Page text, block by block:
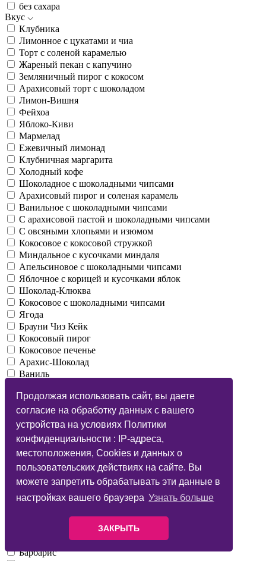
Продолжая использовать сайт, вы даете
согласие на обработку данных с вашего
устройства на условиях Политики
конфиденциальности : IP-адреса,
местоположения, Cookies и данных о
пользовательских действиях на сайте. Вы
можете запретить обрабатывать эти данные в
настройках вашего браузера Узнать больше
ЗАКРЫТЬ
без сахара
Вкус
Клубника
Лимонное с цукатами и чиа
Торт с соленой карамелью
Жареный пекан с капучино
Земляничный пирог с кокосом
Арахисовый торт с шоколадом
Лимон-Вишня
Фейхоа
Яблоко-Киви
Мармелад
Ежевичный лимонад
Клубничная маргарита
Холодный кофе
Шоколадное с шоколадными чипсами
Арахисовый пирог и соленая карамель
Ванильное с шоколадными чипсами
С арахисовой пастой и шоколадными чипсами
С овсяными хлопьями и изюмом
Кокосовое с кокосовой стружкой
Миндальное с кусочками миндаля
Апельсиновое с шоколадными чипсами
Яблочное с корицей и кусочками яблок
Шоколад-Клюква
Кокосовое с шоколадными чипсами
Ягода
Брауни Чиз Кейк
Кокосовый пирог
Кокосовое печенье
Арахис-Шоколад
Ваниль
Шоколад
Ягодный
Вишня
Арбуз
Тропический
Черника
Клубника-Киви
Банановый
Вишня-Шоколад
Ванильное мороженое
Барбарис